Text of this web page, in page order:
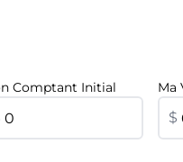
Comptant Initial Ma
$